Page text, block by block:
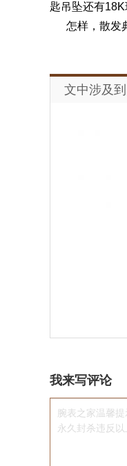
匙吊坠还有18K
怎样，散发典
文中涉及
我来写评论
腕表之家温馨
永久封杀违反以